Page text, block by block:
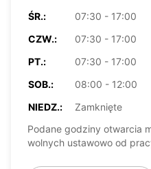
ŚR.:
07:30 - 17:00
CZW.:
07:30 - 17:00
PT.:
07:30 - 17:00
SOB.:
08:00 - 12:00
NIEDZ.:
Zamknięte
Podane godziny otwarcia
wolnych ustawowo od